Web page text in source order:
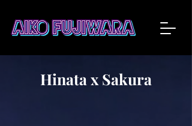
Hinata x Sakura